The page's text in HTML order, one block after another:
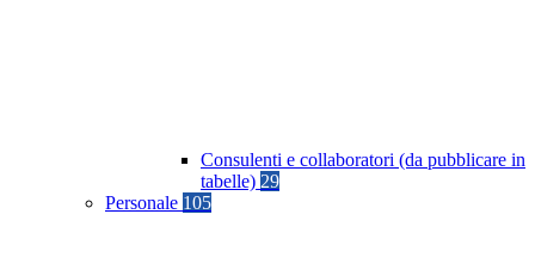
Consulenti e collaboratori (da pubblicare in
tabelle) 29
Personale 105